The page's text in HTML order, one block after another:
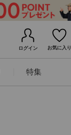
ログイン お気に入り
特集